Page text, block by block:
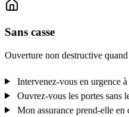
Sans casse
Ouverture non destructive
Intervenez-vous en urgence
Ouvrez-vous les portes sans
Mon assurance prend-elle